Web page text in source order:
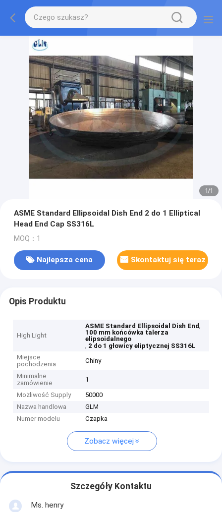
1/1
ASME Standard Ellipsoidal Dish End 2 do 1 Elliptical
Head End Cap SS316L
MOQ：1
Najlepsza cena Skontaktuj się teraz
Opis Produktu
High Light
ASME Standard Ellipsoidal Dish End,
100 mm końcówka talerza
elipsoidalnego
, 2 do 1 głowicy eliptycznej SS316L
Miejsce
pochodzenia
Chiny
Minimalne
zamówienie
1
Możliwość Supply
50000
Nazwa handlowa
GLM
Numer modelu
Czapka
Zobacz więcej
Szczegóły Kontaktu
Ms. henry